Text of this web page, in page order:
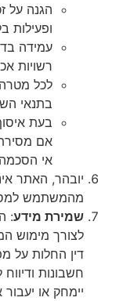
הגנה על זכויות
ופעילות בלתי
עמידה בדרישות
רשויות אכיפת החוק.
לכל מטרה אחרת,
בתנאי השימוש.
בעת איסוף המידע
אם מסירת המידע
אי הסכמה למסירת
האתר אינו אוסף
למסור מידע
מידע: המידע
מימוש המטרות
על מפעילת
ודיווח לרשויות
או יעבור